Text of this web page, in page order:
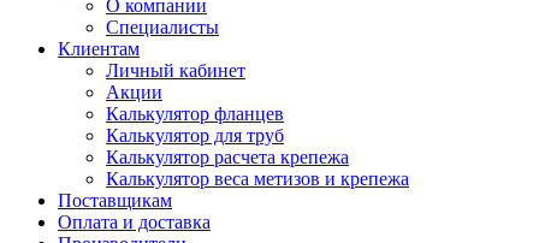
О компании
Специалисты
Клиентам
Личный кабинет
Акции
Калькулятор фланцев
Калькулятор для труб
Калькулятор расчета крепежа
Калькулятор веса метизов и крепежа
Поставщикам
Оплата и доставка